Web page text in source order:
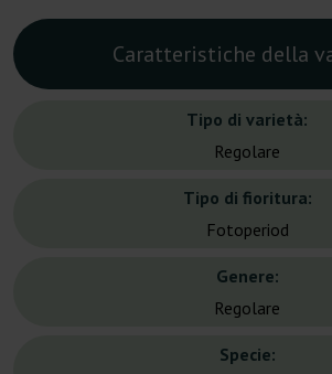
Caratteristiche della
Tipo di varietà:
Regolare
Tipo di fioritura:
Fotoperiod
Genere:
Regolare
Specie: